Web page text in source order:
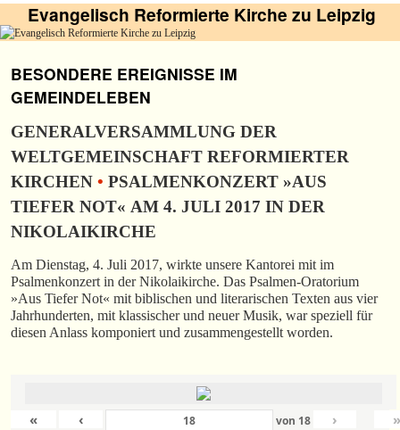
Evangelisch Reformierte Kirche zu Leipzig
BESONDERE EREIGNISSE IM
GEMEINDELEBEN
GENERALVERSAMMLUNG DER
WELTGEMEINSCHAFT REFORMIERTER
KIRCHEN • PSALMENKONZERT »AUS
TIEFER NOT« AM 4. JULI 2017 IN DER
NIKOLAIKIRCHE
Am Dienstag, 4. Juli 2017, wirkte unsere Kantorei mit im
Psalmenkonzert in der Nikolaikirche. Das Psalmen-Oratorium
»Aus Tiefer Not« mit biblischen und literarischen Texten aus vier
Jahrhunderten, mit klassischer und neuer Musik, war speziell für
diesen Anlass komponiert und zusammengestellt worden.
« ‹ von 18 ›